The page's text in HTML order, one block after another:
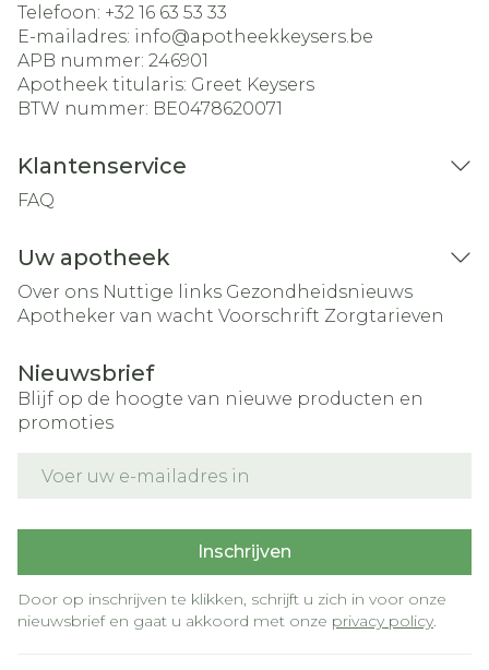
Telefoon: +32 16 63 53 33
E-mailadres: info@apotheekkeysers.be
APB nummer: 246901
Apotheek titularis: Greet Keysers
BTW nummer: BE0478620071
Klantenservice
FAQ
Uw apotheek
Over ons Nuttige links Gezondheidsnieuws
Apotheker van wacht Voorschrift Zorgtarieven
Nieuwsbrief
Blijf op de hoogte van nieuwe producten en
promoties
Inschrijven
Door op inschrijven te klikken, schrijft u zich in voor onze
nieuwsbrief en gaat u akkoord met onze privacy policy.